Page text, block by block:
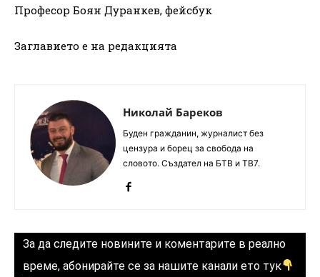
Професор Боян Дуранкев, фейсбук
Заглавието е на редакцията
Николай Бареков
Буден гражданин, журналист без
цензура и борец за свобода на
словото. Създател на БТВ и ТВ7.
За да следите новините и коментарите в реално
време, абонирайте се за нашите канали ето тук